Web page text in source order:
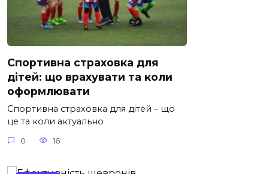
Спортивна страховка для
дітей: що врахувати та коли
оформлювати
Спортивна страховка для дітей – що
це та коли актуально
0 16